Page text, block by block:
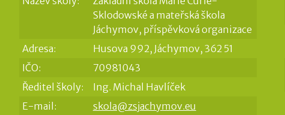
Sklodowské a mateřská škola
Jáchymov, příspěvková organizace
Adresa:
Husova 992, Jáchymov, 362 51
IČO:
70981043
Ředitel školy:
Ing. Michal Havlíček
E-mail:
skola@zsjachymov.eu